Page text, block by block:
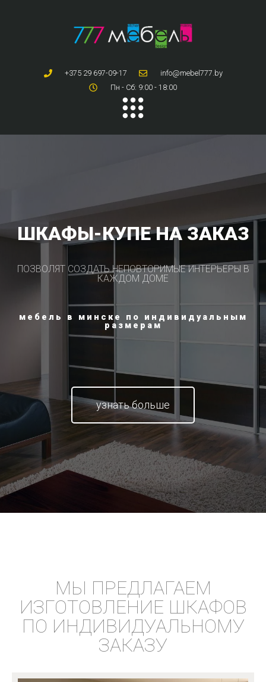
+375 29 697-09-17
info@mebel777.by
Пн - Сб: 9:00 - 18:00
ШКАФЫ-КУПЕ НА ЗАКАЗ
ПОЗВОЛЯТ СОЗДАТЬ НЕПОВТОРИМЫЕ ИНТЕРЬЕРЫ В
КАЖДОМ ДОМЕ
мебель в минске по индивидуальным
размерам
узнать больше
МЫ ПРЕДЛАГАЕМ
ИЗГОТОВЛЕНИЕ ШКАФОВ
ПО ИНДИВИДУАЛЬНОМУ
ЗАКАЗУ